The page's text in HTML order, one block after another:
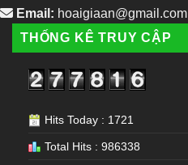
Email: hoaigiaan@gmail.com
THỐNG KÊ TRUY CẬP
Hits Today : 1721
Total Hits : 986338